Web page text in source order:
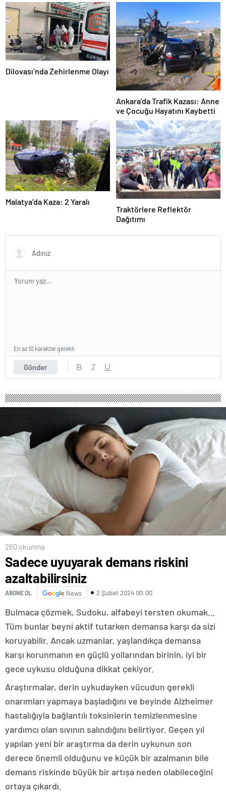
Dilovası’nda Zehirlenme Olayı
Ankara’da Trafik Kazası: Anne
ve Çocuğu Hayatını Kaybetti
Malatya’da Kaza: 2 Yaralı
Traktörlere Reflektör
Dağıtımı
Gönder
En az 10 karakter gerekli
260 okunma
Sadece uyuyarak demans riskini
azaltabilirsiniz
ABONE OL News 2 Şubat 2024 00:00
Bulmaca çözmek, Sudoku, alfabeyi tersten okumak…
Tüm bunlar beyni aktif tutarken demansa karşı da sizi
koruyabilir. Ancak uzmanlar, yaşlandıkça demansa
karşı korunmanın en güçlü yollarından birinin, iyi bir
gece uykusu olduğuna dikkat çekiyor.
Araştırmalar, derin uykudayken vücudun gerekli
onarımları yapmaya başladığını ve beyinde Alzheimer
hastalığıyla bağlantılı toksinlerin temizlenmesine
yardımcı olan sıvının salındığını belirtiyor. Geçen yıl
yapılan yeni bir araştırma da derin uykunun son
derece önemli olduğunu ve küçük bir azalmanın bile
demans riskinde büyük bir artışa neden olabileceğini
ortaya çıkardı.